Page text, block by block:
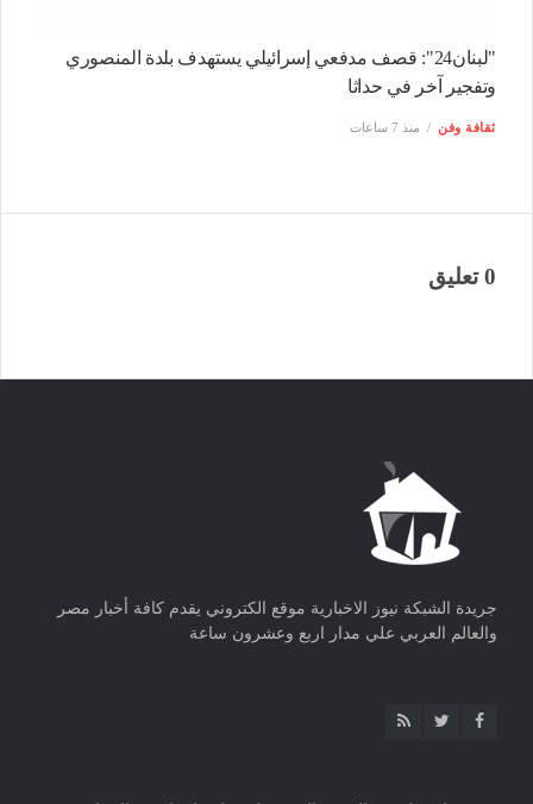
"لبنان24": قصف مدفعي إسرائيلي يستهدف بلدة المنصوري
وتفجير آخر في حداثا
ثقافة وفن منذ 7 ساعات
0 تعليق
جريدة الشبكة نيوز الاخبارية موقع الكتروني يقدم كافة أخبار مصر
والعالم العربي علي مدار اربع وعشرون ساعة